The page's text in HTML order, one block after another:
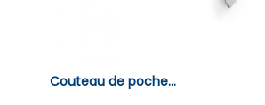
Couteau de poche...